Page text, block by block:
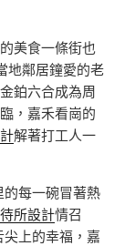
美食一條街也
地鄰居鐘愛的老
鉑六合成為周
，嘉禾看崗的
解著打工人一
的每一碗冒著熱
所設計情召
上的幸福，嘉